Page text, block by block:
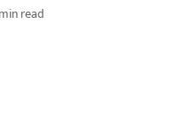
min read